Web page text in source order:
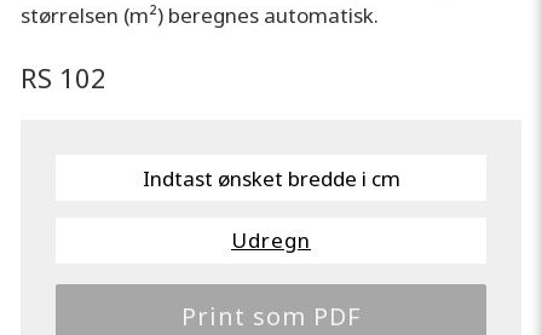
størrelsen (m²) beregnes automatisk.
RS 102
Udregn
Print som PDF